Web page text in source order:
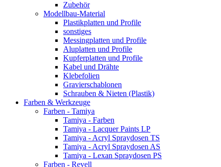
Zubehör
Modellbau-Material
Plastikplatten und Profile
sonstiges
Messingplatten und Profile
Aluplatten und Profile
Kupferplatten und Profile
Kabel und Drähte
Klebefolien
Gravierschablonen
Schrauben & Nieten (Plastik)
Farben & Werkzeuge
Farben - Tamiya
Tamiya - Farben
Tamiya - Lacquer Paints LP
Tamiya - Acryl Spraydosen TS
Tamiya - Acryl Spraydosen AS
Tamiya - Lexan Spraydosen PS
Farben - Revell